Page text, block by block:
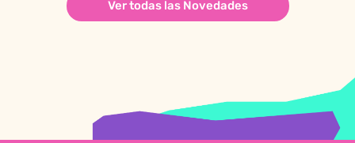
Ver todas las Novedades